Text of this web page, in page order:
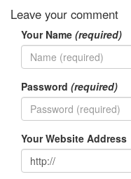
Leave your comment
Your Name (required)
Password (required)
Your Website Address
Notices
By